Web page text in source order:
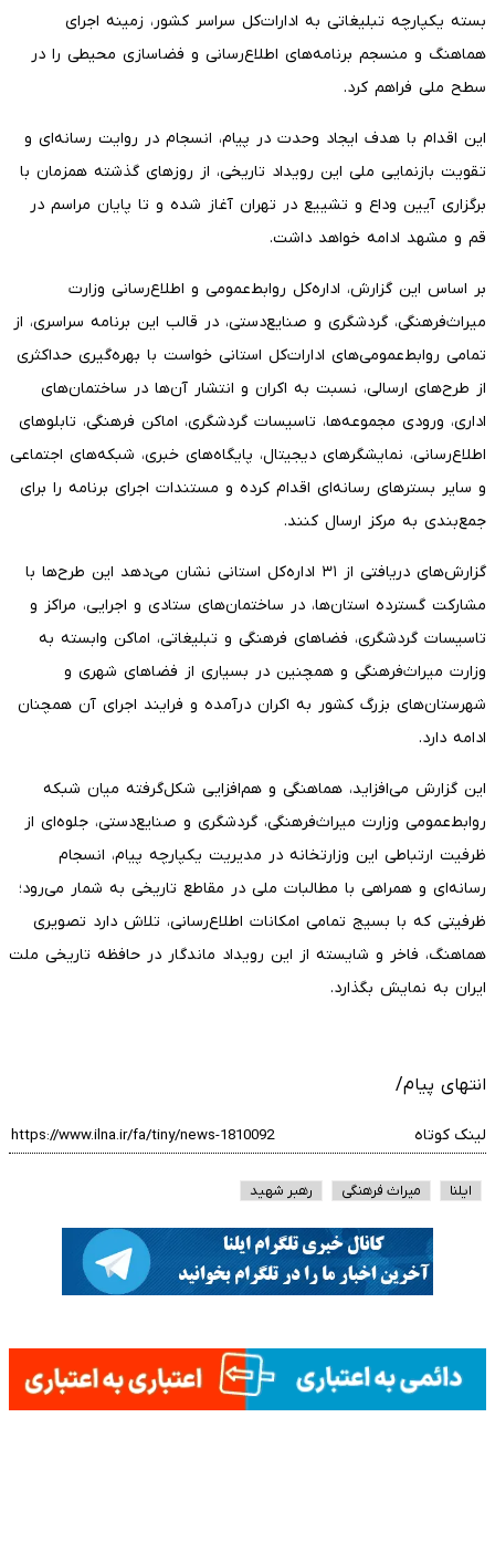
بسته یکپارچه تبلیغاتی به ادارات‌کل سراسر کشور، زمینه اجرای
هماهنگ و منسجم برنامه‌های اطلاع‌رسانی و فضاسازی محیطی را در
سطح ملی فراهم کرد.
این اقدام با هدف ایجاد وحدت در پیام، انسجام در روایت رسانه‌ای و
تقویت بازنمایی ملی این رویداد تاریخی، از روزهای گذشته همزمان با
برگزاری آیین وداع و تشییع در تهران آغاز شده و تا پایان مراسم در
قم و مشهد ادامه خواهد داشت.
بر اساس این گزارش، اداره‌کل روابط‌عمومی و اطلاع‌رسانی وزارت
میراث‌فرهنگی، گردشگری و صنایع‌دستی، در قالب این برنامه سراسری، از
تمامی روابط‌عمومی‌های ادارات‌کل استانی خواست با بهره‌گیری حداکثری
از طرح‌های ارسالی، نسبت به اکران و انتشار آن‌ها در ساختمان‌های
اداری، ورودی مجموعه‌ها، تاسیسات گردشگری، اماکن فرهنگی، تابلوهای
اطلاع‌رسانی، نمایشگرهای دیجیتال، پایگاه‌های خبری، شبکه‌های اجتماعی
و سایر بسترهای رسانه‌ای اقدام کرده و مستندات اجرای برنامه را برای
جمع‌بندی به مرکز ارسال کنند.
گزارش‌های دریافتی از ۳۱ اداره‌کل استانی نشان می‌دهد این طرح‌ها با
مشارکت گسترده استان‌ها، در ساختمان‌های ستادی و اجرایی، مراکز و
تاسیسات گردشگری، فضاهای فرهنگی و تبلیغاتی، اماکن وابسته به
وزارت میراث‌فرهنگی و همچنین در بسیاری از فضاهای شهری و
شهرستان‌های بزرگ کشور به اکران درآمده و فرایند اجرای آن همچنان
ادامه دارد.
این گزارش می‌افزاید، هماهنگی و هم‌افزایی شکل‌گرفته میان شبکه
روابط‌عمومی وزارت میراث‌فرهنگی، گردشگری و صنایع‌دستی، جلوه‌ای از
ظرفیت ارتباطی این وزارتخانه در مدیریت یکپارچه پیام، انسجام
رسانه‌ای و همراهی با مطالبات ملی در مقاطع تاریخی به شمار می‌رود؛
ظرفیتی که با بسیج تمامی امکانات اطلاع‌رسانی، تلاش دارد تصویری
هماهنگ، فاخر و شایسته از این رویداد ماندگار در حافظه تاریخی ملت
ایران به نمایش بگذارد.
انتهای پیام/
لینک کوتاه
ایلنا میراث فرهنگی رهبر شهید